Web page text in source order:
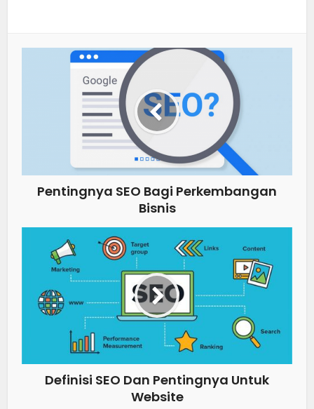
Pentingnya SEO Bagi Perkembangan
Bisnis
Definisi SEO Dan Pentingnya Untuk
Website